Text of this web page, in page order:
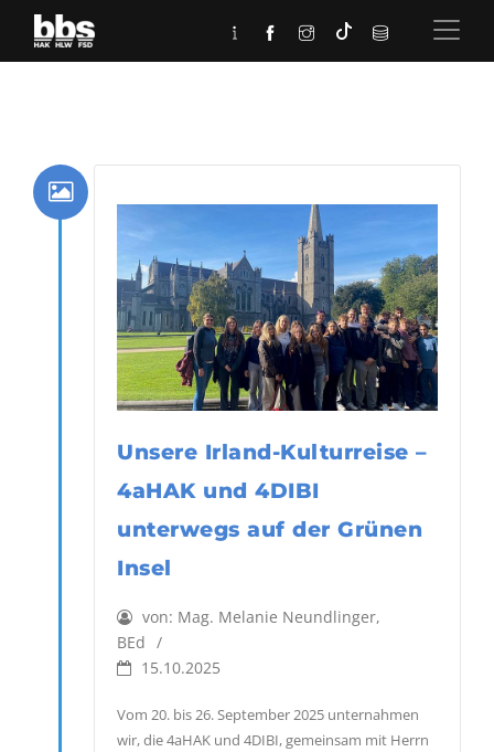
Unsere Irland-Kulturreise –
4aHAK und 4DIBI
unterwegs auf der Grünen
Insel
von: Mag. Melanie Neundlinger,
BEd
15.10.2025
Vom 20. bis 26. September 2025 unternahmen
wir, die 4aHAK und 4DIBI, gemeinsam mit Herrn